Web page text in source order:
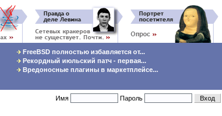
FreeBSD полностью избавляется от...
Рекордный июльский патч - первая...
Вредоносные плагины в маркетплейсе...
Имя
Пароль